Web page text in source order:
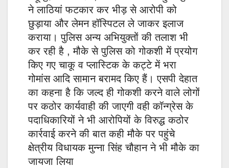
ने लाठियां फटकार कर भीड़ से आरोपी को
छुड़ाया और लेमन हॉस्पिटल ले जाकर इलाज
कराया। पुलिस अन्य अभियुक्तों की तलाश भी
कर रही है , मौके से पुलिस को गोकशी में प्रयोग
किए गए चाकू व प्लास्टिक के कट्टे में भरा
गोमांस आदि सामान बरामद किए हैं। एसपी देहात
का कहना है कि जल्द ही गोकशी करने वाले लोगों
पर कठोर कार्यवाही की जाएगी वही कॉन्ग्रेस के
पदाधिकारियों ने भी आरोपियों के विरुद्ध कठोर
कार्रवाई करने की बात कही मौके पर पहुंचे
क्षेत्रीय विधायक मुन्ना सिंह चौहान ने भी मौके का
जायजा लिया